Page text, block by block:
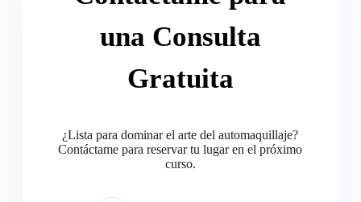
una Consulta
Gratuita
¿Lista para dominar el arte del automaquillaje?
Contáctame para reservar tu lugar en el próximo
curso.